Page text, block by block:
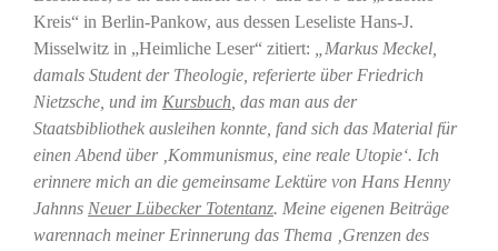
Kreis“ in Berlin-Pankow, aus dessen Leseliste Hans-J.
Misselwitz in „Heimliche Leser“ zitiert:
„Markus Meckel,
damals Student der Theologie, referierte über Friedrich
Nietzsche, und im Kursbuch , das man aus der
Staatsbibliothek ausleihen konnte, fand sich das Material für
einen Abend über ‚Kommunismus, eine reale Utopie‘. Ich
erinnere mich an die gemeinsame Lektüre von Hans Henny
Jahnns Neuer Lübecker Totentanz. Meine eigenen Beiträge
warennach meiner Erinnerung das Thema ‚Grenzen des